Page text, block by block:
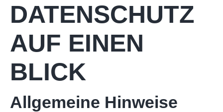
DATENSCHUTZ
AUF EINEN
BLICK
Allgemeine Hinweise